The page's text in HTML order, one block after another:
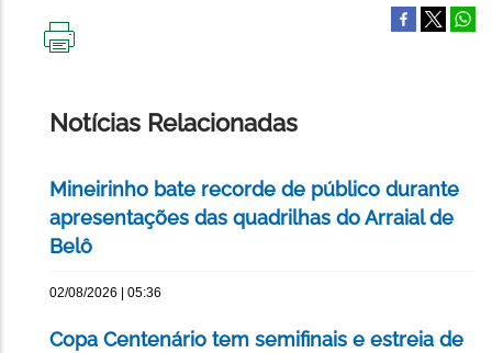
Notícias Relacionadas
Mineirinho bate recorde de público durante
apresentações das quadrilhas do Arraial de
Belô
02/08/2026 | 05:36
Copa Centenário tem semifinais e estreia de